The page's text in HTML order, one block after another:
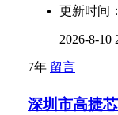
更新时间：
2026-8-10
7年 留言
深圳市高捷